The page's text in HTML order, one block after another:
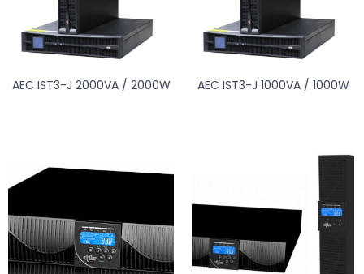
AEC IST3-J 2000VA / 2000W AEC IST3-J 1000VA / 1000W